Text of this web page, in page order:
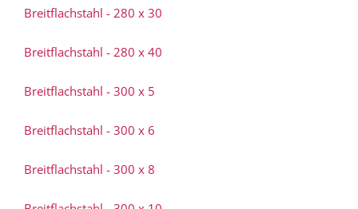
Breitflachstahl - 280 x 30
Breitflachstahl - 280 x 40
Breitflachstahl - 300 x 5
Breitflachstahl - 300 x 6
Breitflachstahl - 300 x 8